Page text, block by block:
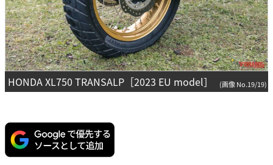
HONDA XL750 TRANSALP［2023 EU model］ (画像 No.19/19)